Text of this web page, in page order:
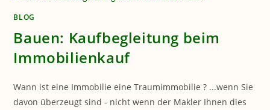
BLOG
Bauen: Kaufbegleitung beim
Immobilienkauf
Wann ist eine Immobilie eine Traumimmobilie ? ...wenn Sie
davon überzeugt sind - nicht wenn der Makler Ihnen dies